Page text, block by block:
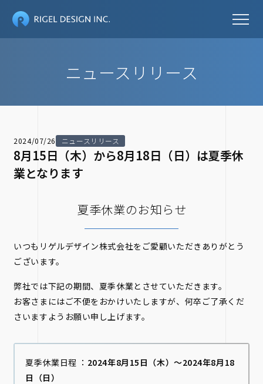
ニュースリリース
2024/07/26 ニュースリリース
8月15日（木）から8月18日（日）は夏季休
業となります
夏季休業のお知らせ
いつもリゲルデザイン株式会社をご愛顧いただきありがとう
ございます。
弊社では下記の期間、夏季休業とさせていただきます。
お客さまにはご不便をおかけいたしますが、何卒ご了承くだ
さいますようお願い申し上げます。
夏季休業日程 ： 2024年8月15日（木）～2024年8月18
日（日）